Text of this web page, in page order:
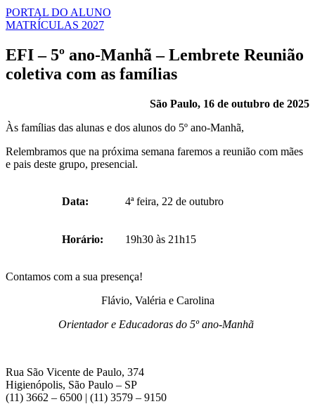
PORTAL DO ALUNO
MATRÍCULAS 2027
EFI – 5º ano-Manhã – Lembrete Reunião
coletiva com as famílias
São Paulo, 16 de outubro de 2025
Às famílias das alunas e dos alunos do 5º ano-Manhã,
Relembramos que na próxima semana faremos a reunião com mães
e pais deste grupo, presencial.
Data: 4ª feira, 22 de outubro
Horário: 19h30 às 21h15
Contamos com a sua presença!
Flávio, Valéria e Carolina
Orientador e Educadoras do 5º ano-Manhã
Rua São Vicente de Paulo, 374
Higienópolis, São Paulo – SP
(11) 3662 – 6500 | (11) 3579 – 9150